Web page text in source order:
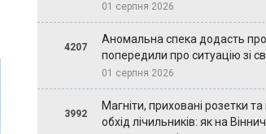
01 серпня 2026
4207
Аномальна спека додасть
попередили про ситуацію зі
01 серпня 2026
3992
Магніти, приховані розетки
обхід лічильників: як на